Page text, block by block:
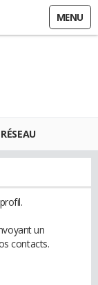
MENU
RÉSEAU
un
contacts.